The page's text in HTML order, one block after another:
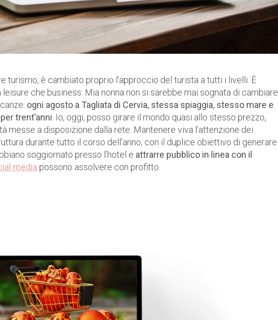
turismo, è cambiato proprio l’approccio del turista a tutti i livelli. È
che business. Mia nonna non si sarebbe mai sognata di cambiare
ogni agosto a Tagliata di Cervia, stessa spiaggia, stesso mare e
trent’anni . Io, oggi, posso girare il mondo quasi allo stesso prezzo,
messe a disposizione dalla rete. Mantenere viva l’attenzione dei
durante tutto il corso dell’anno, con il duplice obiettivo di generare
soggiornato presso l’hotel e attrarre pubblico in linea con il
media possono assolvere con profitto.